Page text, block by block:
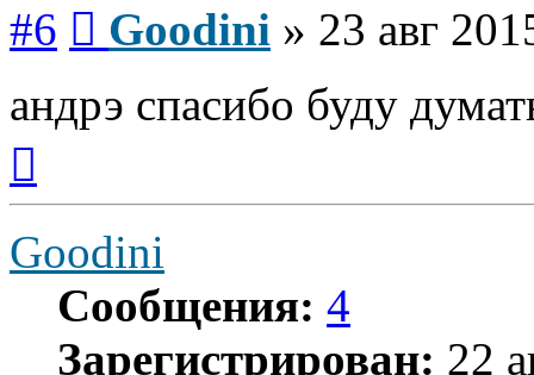
#6 Goodini » 23 авг
андрэ спасибо буду
началу
Goodini
Сообщения: 4
Зарегистрирован: 22